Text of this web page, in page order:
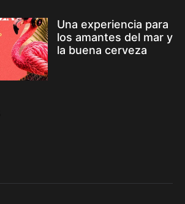
Una experiencia para
los amantes del mar y
la buena cerveza